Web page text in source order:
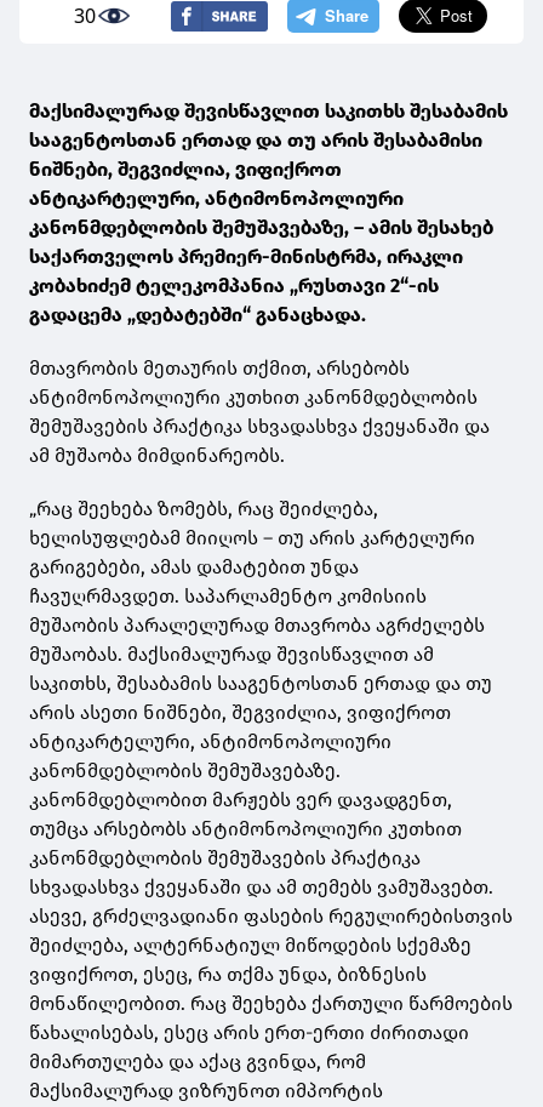
30
მაქსიმალურად შევისწავლით საკითხს შესაბამის
სააგენტოსთან ერთად და თუ არის შესაბამისი
ნიშნები, შეგვიძლია, ვიფიქროთ
ანტიკარტელური, ანტიმონოპოლიური
კანონმდებლობის შემუშავებაზე, – ამის შესახებ
საქართველოს პრემიერ-მინისტრმა, ირაკლი
კობახიძემ ტელეკომპანია „რუსთავი 2“-ის
გადაცემა „დებატებში“ განაცხადა.
მთავრობის მეთაურის თქმით, არსებობს
ანტიმონოპოლიური კუთხით კანონმდებლობის
შემუშავების პრაქტიკა სხვადასხვა ქვეყანაში და
ამ მუშაობა მიმდინარეობს.
„რაც შეეხება ზომებს, რაც შეიძლება,
ხელისუფლებამ მიიღოს – თუ არის კარტელური
გარიგებები, ამას დამატებით უნდა
ჩავუღრმავდეთ. საპარლამენტო კომისიის
მუშაობის პარალელურად მთავრობა აგრძელებს
მუშაობას. მაქსიმალურად შევისწავლით ამ
საკითხს, შესაბამის სააგენტოსთან ერთად და თუ
არის ასეთი ნიშნები, შეგვიძლია, ვიფიქროთ
ანტიკარტელური, ანტიმონოპოლიური
კანონმდებლობის შემუშავებაზე.
კანონმდებლობით მარჟებს ვერ დავადგენთ,
თუმცა არსებობს ანტიმონოპოლიური კუთხით
კანონმდებლობის შემუშავების პრაქტიკა
სხვადასხვა ქვეყანაში და ამ თემებს ვამუშავებთ.
ასევე, გრძელვადიანი ფასების რეგულირებისთვის
შეიძლება, ალტერნატიულ მიწოდების სქემაზე
ვიფიქროთ, ესეც, რა თქმა უნდა, ბიზნესის
მონაწილეობით. რაც შეეხება ქართული წარმოების
წახალისებას, ესეც არის ერთ-ერთი ძირითადი
მიმართულება და აქაც გვინდა, რომ
მაქსიმალურად ვიზრუნოთ იმპორტის